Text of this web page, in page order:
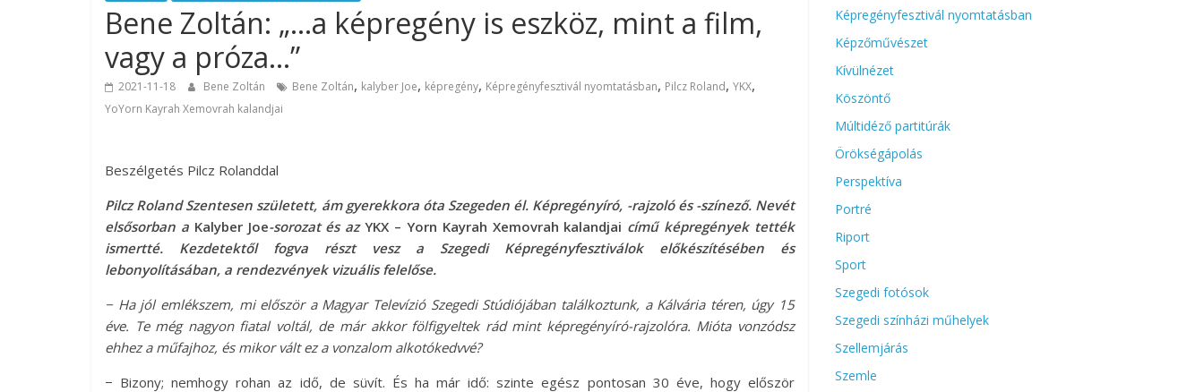
Bene Zoltán: „…a képregény is eszköz, mint a film,
vagy a próza…”
2021-11-18 Bene Zoltán Bene Zoltán, kalyber Joe, képregény, Képregényfesztivál nyomtatásban, Pilcz Roland, YKX,
YoYorn Kayrah Xemovrah kalandjai
Beszélgetés Pilcz Rolanddal
Pilcz Roland Szentesen született, ám gyerekkora óta Szegeden él. Képregényíró, -rajzoló és -színező. Nevét
elsősorban a Kalyber Joe-sorozat és azYKX – Yorn Kayrah Xemovrah kalandjai című képregények tették
ismertté. Kezdetektől fogva részt vesz a Szegedi Képregényfesztiválok előkészítésében és
lebonyolításában, a rendezvények vizuális felelőse.
− Ha jól emlékszem, mi először a Magyar Televízió Szegedi Stúdiójában találkoztunk, a Kálvária téren, úgy 15
éve. Te még nagyon fiatal voltál, de már akkor fölfigyeltek rád mint képregényíró-rajzolóra. Mióta vonzódsz
ehhez a műfajhoz, és mikor vált ez a vonzalom alkotókedvvé?
− Bizony; nemhogy rohan az idő, de süvít. És ha már idő: szinte egész pontosan 30 éve, hogy először
Képregényfesztivál nyomtatásban
Képzőművészet
Kívülnézet
Köszöntő
Múltidéző partitúrák
Örökségápolás
Perspektíva
Portré
Riport
Sport
Szegedi fotósok
Szegedi színházi műhelyek
Szellemjárás
Szemle